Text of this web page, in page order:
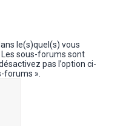
le(s)quel(s) vous
sous-forums sont
pas l’option ci-
forums ».